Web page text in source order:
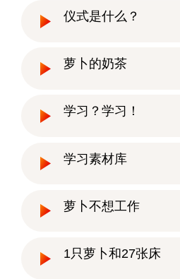
仪式是什么？
萝卜的奶茶
学习？学习！
学习素材库
萝卜不想工作
1只萝卜和27张床